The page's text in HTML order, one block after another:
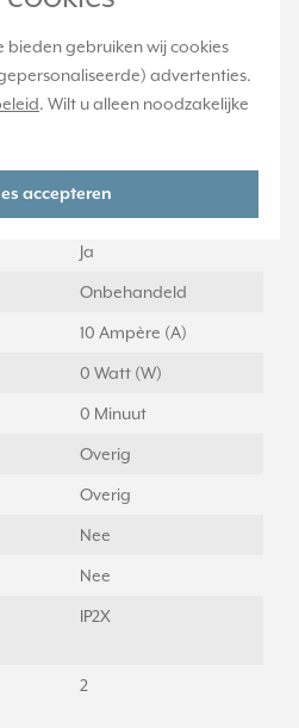
bieden gebruiken wij cookies
advertenties.
. Wilt u alleen noodzakelijke
accepteren
Waarde
250 Volt (V)
Inbouw (stucwerk)
Antraciet
Ja
Onbehandeld
10 Ampère (A)
0 Watt (W)
0 Minuut
Overig
Overig
Nee
Nee
IP2X
2